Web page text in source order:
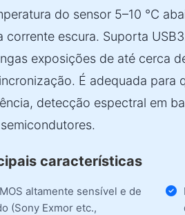
do sensor 5–10 °C
corrente escura. Suporta
exposições de até cerca
É adequada para
detecção espectral em
características
altamente sensível e de
(Sony Exmor etc.,